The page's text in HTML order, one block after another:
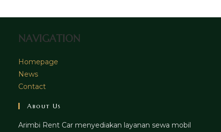
tab
NAVIGATION
Homepage
News
Contact
About Us
Arimbi Rent Car menyediakan layanan sewa mobil